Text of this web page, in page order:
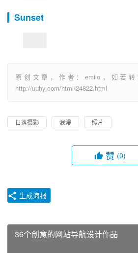
Sunset
原创文章，作者：emilo，如若转
http://uuhy.com/html/24822.html
日落摄影 浪漫 照片
赞 (0)
生成海报
36个创意的网站导航设计作品